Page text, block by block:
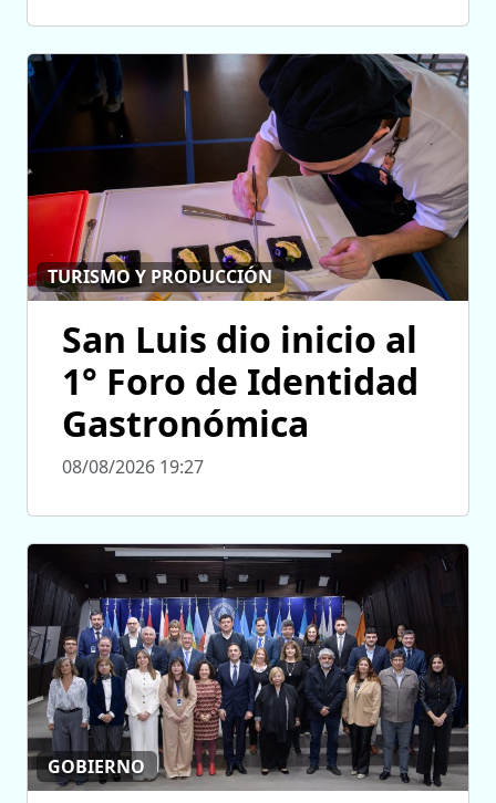
TURISMO Y PRODUCCIÓN
San Luis dio inicio al
1° Foro de Identidad
Gastronómica
08/08/2026 19:27
GOBIERNO